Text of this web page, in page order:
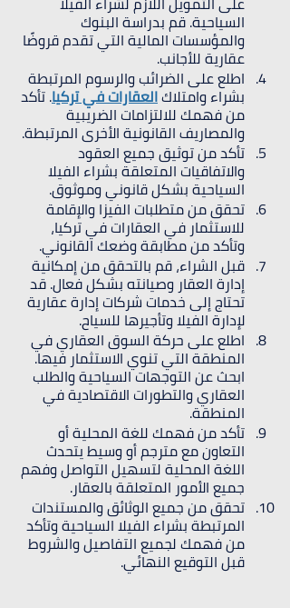
السياحية. قم بدراسة البنوك
والمؤسسات المالية التي تقدم قروضًا
عقارية للأجانب.
اطلع على الضرائب والرسوم المرتبطة
بشراء وامتلاك العقارات في تركيا. تأكد
من فهمك للالتزامات الضريبية
والمصاريف القانونية الأخرى المرتبطة.
تأكد من توثيق جميع العقود
والاتفاقيات المتعلقة بشراء الفيلا
السياحية بشكل قانوني وموثوق.
تحقق من متطلبات الفيزا والإقامة
للاستثمار في العقارات في تركيا،
وتأكد من مطابقة وضعك القانوني.
قبل الشراء، قم بالتحقق من إمكانية
إدارة العقار وصيانته بشكل فعال. قد
تحتاج إلى خدمات شركات إدارة عقارية
لإدارة الفيلا وتأجيرها للسياح.
اطلع على حركة السوق العقاري في
المنطقة التي تنوي الاستثمار فيها.
ابحث عن التوجهات السياحية والطلب
العقاري والتطورات الاقتصادية في
المنطقة.
تأكد من فهمك للغة المحلية أو
التعاون مع مترجم أو وسيط يتحدث
اللغة المحلية لتسهيل التواصل وفهم
جميع الأمور المتعلقة بالعقار.
تحقق من جميع الوثائق والمستندات
المرتبطة بشراء الفيلا السياحية وتأكد
من فهمك لجميع التفاصيل والشروط
قبل التوقيع النهائي.